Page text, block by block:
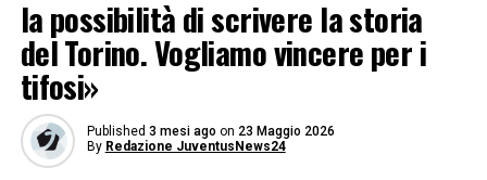
la possibilità di scrivere la storia
del Torino. Vogliamo vincere per i
tifosi»
Published 3 mesi ago on 23 Maggio 2026
By Redazione JuventusNews24